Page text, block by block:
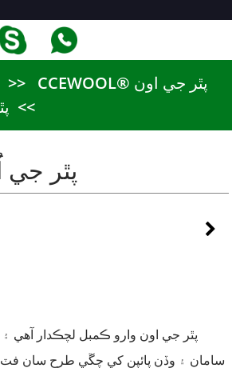
CCEWOOL® پٿر جي اون
پٿر
سامان ۽ وڏن پائپن کي چڱي طرح سان